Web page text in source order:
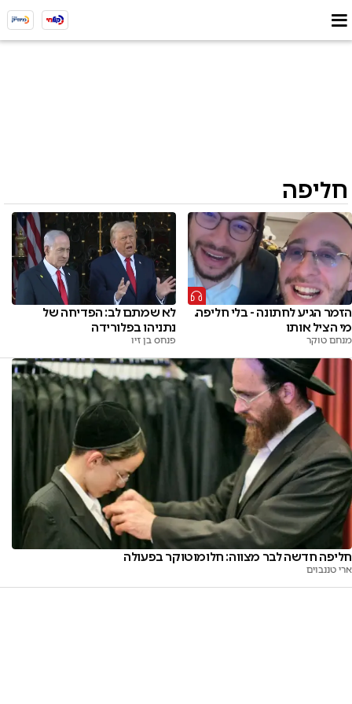
חליפה
הזמר הגיע לחתונה - בלי חליפה.
מי הציל אותו
מנחם טוקר
לא שמתם לב: הפדיחה של
נתניהו בפלורידה
פנחס בן זיו
חליפה חדשה לבר מצווה: חלומוטוקר בפעולה
ארי טננבוים